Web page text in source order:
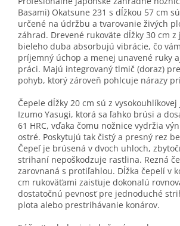
Basami) Okatsune 231 s dĺžkou 57 cm
určené na údržbu a tvarovanie živých
záhrad. Drevené rukoväte dĺžky 30 cm z
bieleho duba absorbujú vibrácie, čo
príjemný úchop a menej unavené ruky
práci. Majú integrovaný tlmič (doraz)
pohyb, ktorý zároveň pohlcuje nárazy
Čepele dĺžky 20 cm sú z
Izumo Yasugi, ktorá sa ľahko brúsi a
61 HRC, vďaka čomu nožnice vydržia
ostré. Poskytujú tak čistý a presný rez
Čepeľ je brúsená v dvoch uhloch,
strihaní nepoškodzuje rastlina. Rezná
zarovnaná s protiľahlou. Dĺžka čepelí v
cm rukoväťami zaisťuje dokonalú
dostatočnú pevnosť pre jednoduché
plota alebo prestrihávanie konárov.